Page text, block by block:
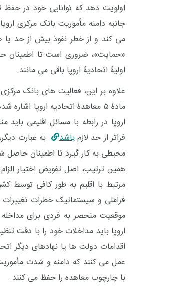
اولویت دهد که توانایی خود در
جانبه دامنه مأموریت بانک مرکزی
می کند و از خطر نفوذ بیش از حد
«حمایت»، ضروری است تا اطمینان
اولیۀ اتحادیۀ اروپا باقی می مانند.
علاوه بر این، فعالیت های بانک
مادۀ ۵ معاهدۀ اتحادیه اروپا اشاره شده اند، منطبق
اروپا در رابطه با مسائل اقلیمی
فراتر از حد لازمباشد
. به عبارت
محیطی به کار گیرد تا اطمینان حاصل
همین ترتیب، اصل تفویض اختیار
مرتبط با اقلیم به طور کافی
فراملی و سیستماتیک خطرات
موقعیت منحصر به فردی برای مداخله
اروپا باید مداخلات خود را با دقت
اقدامات دولت ها یا نهادهای دیگر
عمل می کنند که دامنه و شدت
با چارچوب معاهده را حفظ می کنند.
2+
معرفی کتاب های حقوقی
1+
گفت و گو